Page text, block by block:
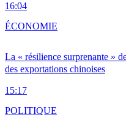
16:04
La « résilience surprenante »
des exportations chinoises
15:17
ÉCONOMIE
POLITIQUE